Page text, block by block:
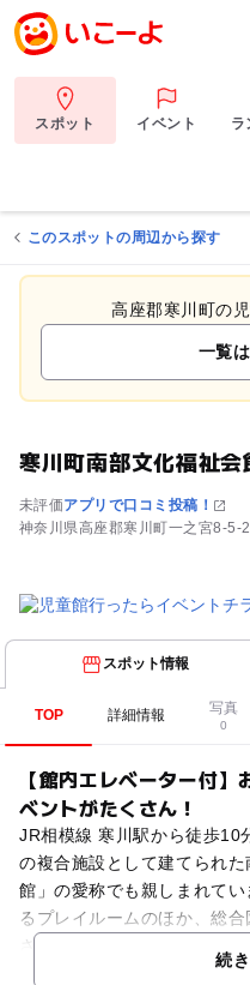
スポット イベント ラ
このスポットの周辺から探す
高座郡寒川町の
一覧
寒川町南部文化福祉会
未評価アプリで口コミ投稿！
神奈川県高座郡寒川町一之宮8-5-
スポット情報
TOP 詳細情報 写真
0
【館内エレベーター付
ベントがたくさん！
JR相模線 寒川駅から徒歩10
の複合施設として建てられ
館」の愛称でも親しまれて
るプレイルームのほか、総
さんにもおすすめのスポッ
続